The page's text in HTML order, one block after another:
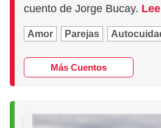
cuento de Jorge Bucay.
Amor Parejas
Más Cuentos